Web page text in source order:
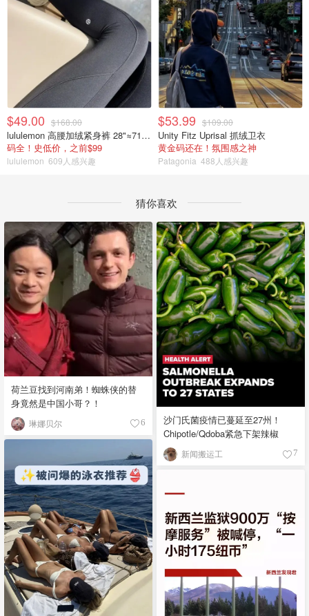
$49.00 $168.00
lululemon 高腰加绒紧身裤 28"≈71cm 5个口袋
码全！史低价，之前$99
lululemon 609人感兴趣
$53.99 $109.00
Unity Fitz Uprisal 抓绒卫衣
黄金码还在！氛围感之神
Patagonia 488人感兴趣
猜你喜欢
荷兰豆找到河南弟！蜘蛛侠的替
身竟然是中国小哥？！
琳娜贝尔 6
沙门氏菌疫情已蔓延至27州！
Chipotle/Qdoba紧急下架辣椒
新闻搬运工 7